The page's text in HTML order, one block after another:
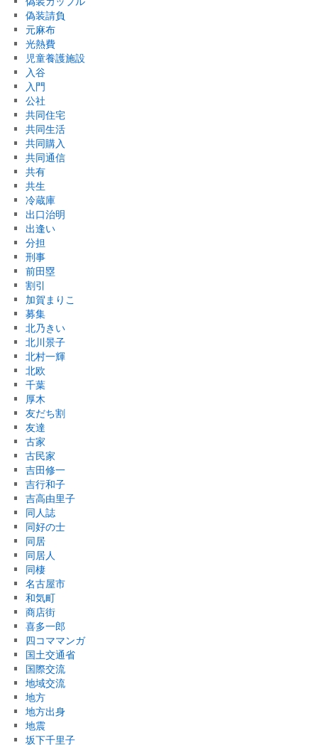
偽装請負
元麻布
光熱費
児童養護施設
入谷
入門
公社
共同住宅
共同生活
共同購入
共同通信
共有
共生
冷蔵庫
出口治明
出逢い
分担
刑事
前田塁
割引
加賀まりこ
募集
北乃きい
北川景子
北村一輝
北欧
千葉
厚木
友だち割
友達
古家
古民家
吉田修一
吉行和子
吉高由里子
同人誌
同好の士
同居
同居人
同棲
名古屋市
和気町
商店街
喜多一郎
四コママンガ
国土交通省
国際交流
地域交流
地方
地方出身
地震
坂下千里子